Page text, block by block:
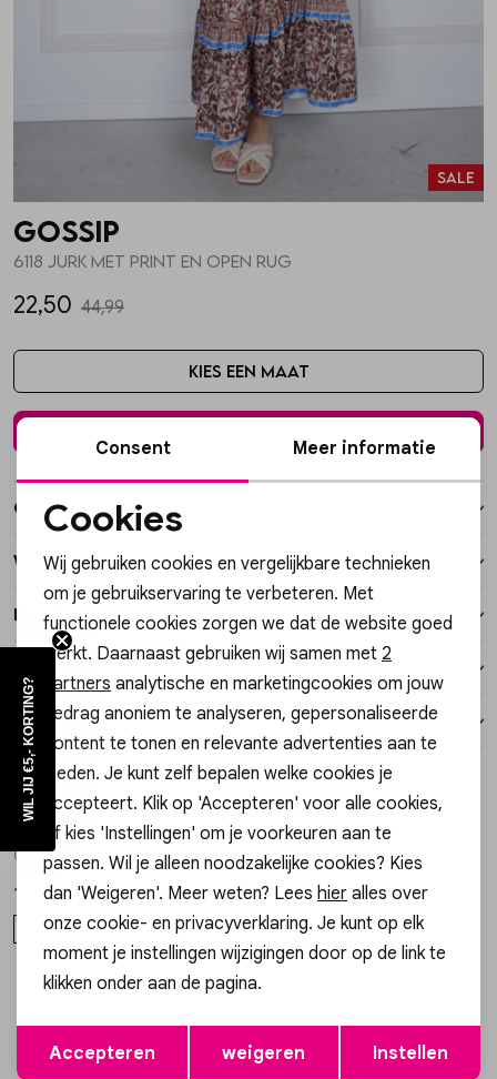
T-shirts
Blazers & gilets
Rokken
Sets
Jumpsuits & playsuits
Vesten
Lingerie
Giftboxen
Enkelbandjes
Overige Sieraden
Zonnebrillen
Petten & Mutsen
Woonaccessoires
Overige Accessoires
Sale
Gossip
6118 JURK MET PRINT EN OPEN RUG
22,50 44,99
Kies een maat
Over dit item
Winkelvoorraad
Kenmerken
Verzending / Ophalen in de winkel
Retourneren
Style dit met
Gossip
0295977-187 BANGLE GEVLOCHTEN
17,99
ONE SIZE
Altijd als eerste op de hoogte zijn?
Noodzakelijke cookies
Personalisatie cookies
Analytische cookies
Marketing cookies
Opslaan
Consent Meer informatie
Cookies
Wij gebruiken cookies en vergelijkbare technieken
om je gebruikservaring te verbeteren. Met
functionele cookies zorgen we dat de website goed
werkt. Daarnaast gebruiken wij samen met 2
partners analytische en marketingcookies om jouw
gedrag anoniem te analyseren, gepersonaliseerde
content te tonen en relevante advertenties aan te
bieden. Je kunt zelf bepalen welke cookies je
accepteert. Klik op 'Accepteren' voor alle cookies,
of kies 'Instellingen' om je voorkeuren aan te
passen. Wil je alleen noodzakelijke cookies? Kies
dan 'Weigeren'. Meer weten? Lees hier alles over
onze cookie- en privacyverklaring. Je kunt op elk
moment je instellingen wijzigingen door op de link te
klikken onder aan de pagina.
Accepteren weigeren Instellen
WIL JIJ €5,- KORTING?